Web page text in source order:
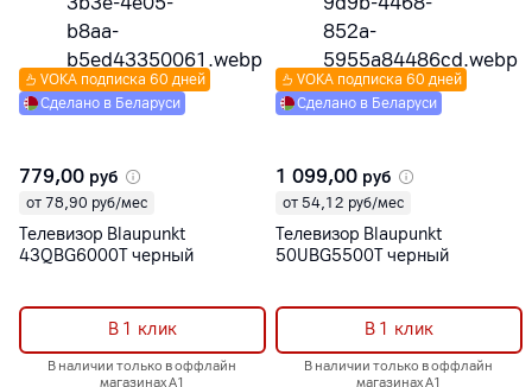
Сделано в Беларуси
VOKA подписка 60 дней
779,00 руб
от 78,90 руб/мес
Телевизор Blaupunkt
43QBG6000T черный
В 1 клик
В наличии только в оффлайн
магазинах А1
Сделано в Беларуси
VOKA подписка 60 дней
1 099,00 руб
от 54,12 руб/мес
Телевизор Blaupunkt
50UBG5500T черный
В 1 клик
В наличии только в оффлайн
магазинах А1